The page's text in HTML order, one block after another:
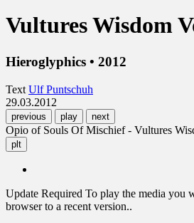
Vultures Wisdom
Hieroglyphics • 2012
Text Ulf Puntschuh
29.03.2012
previous play next
Opio of Souls Of Mischief - Vultures
plt
Update Required To play the media you
browser to a recent version..